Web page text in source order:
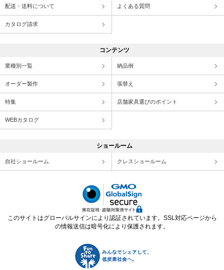
配送・送料について よくある質問
カタログ請求
コンテンツ
業種別一覧 納品例
オーダー製作 張替え
特集 店舗家具選びのポイント
WEBカタログ
ショールーム
自社ショールーム クレスショールーム
このサイトはグローバルサインにより認証されています。SSL対応ページから
の情報送信は暗号化により保護されます。